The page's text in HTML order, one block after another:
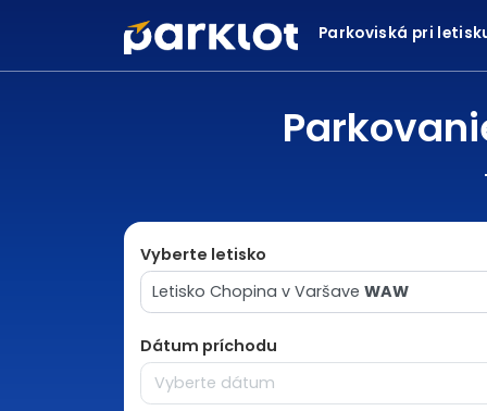
Parkoviská pri
Vyberte letisko
Letisko Chopina v Varšave WAW
Dátum príchodu